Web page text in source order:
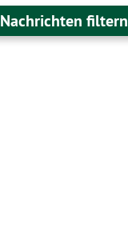
Nachrichten filtern